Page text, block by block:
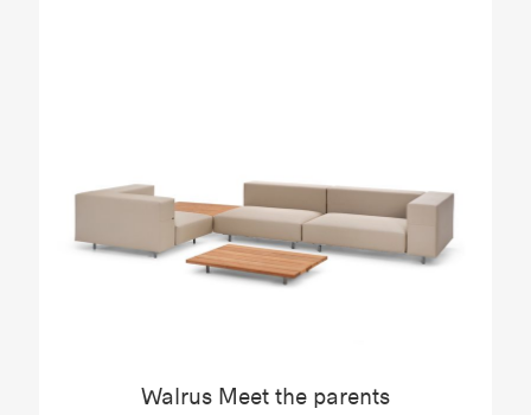
Walrus Meet the parents